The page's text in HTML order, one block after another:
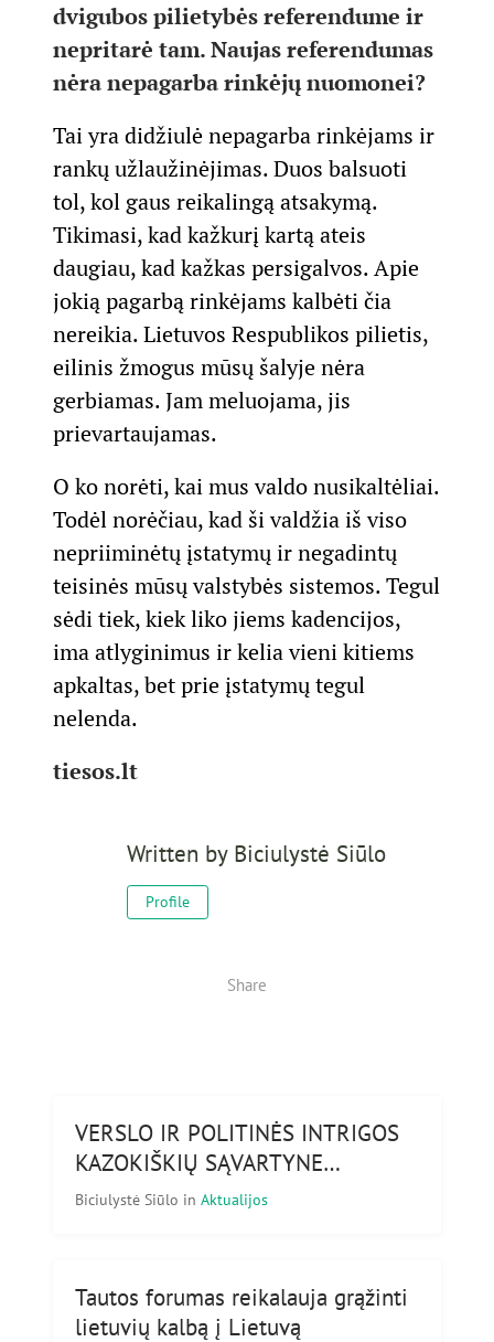
dvigubos pilietybės referendume ir
nepritarė tam. Naujas referendumas
nėra nepagarba rinkėjų nuomonei?
Tai yra didžiulė nepagarba rinkėjams ir
rankų užlaužinėjimas. Duos balsuoti
tol, kol gaus reikalingą atsakymą.
Tikimasi, kad kažkurį kartą ateis
daugiau, kad kažkas persigalvos. Apie
jokią pagarbą rinkėjams kalbėti čia
nereikia. Lietuvos Respublikos pilietis,
eilinis žmogus mūsų šalyje nėra
gerbiamas. Jam meluojama, jis
prievartaujamas.
O ko norėti, kai mus valdo nusikaltėliai.
Todėl norėčiau, kad ši valdžia iš viso
nepriiminėtų įstatymų ir negadintų
teisinės mūsų valstybės sistemos. Tegul
sėdi tiek, kiek liko jiems kadencijos,
ima atlyginimus ir kelia vieni kitiems
apkaltas, bet prie įstatymų tegul
nelenda.
tiesos.lt
Written by Biciulystė Siūlo
Profile
Share
VERSLO IR POLITINĖS INTRIGOS
KAZOKIŠKIŲ SĄVARTYNE…
Biciulystė Siūlo in Aktualijos
Tautos forumas reikalauja grąžinti
lietuvių kalbą į Lietuvą